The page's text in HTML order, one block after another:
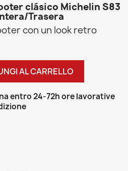
clásico Michelin S83
Trasera
con un look retro
AL CARRELLO
entro 24-72h ore lavorative